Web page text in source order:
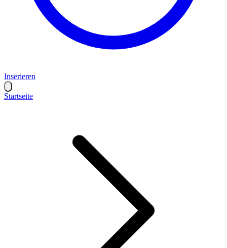
Inserieren
Startseite